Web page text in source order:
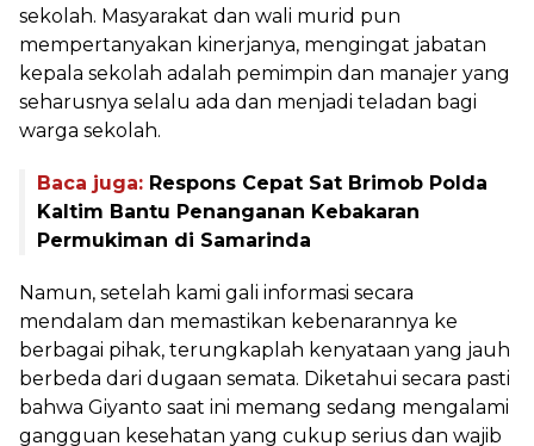
sekolah. Masyarakat dan wali murid pun
mempertanyakan kinerjanya, mengingat jabatan
kepala sekolah adalah pemimpin dan manajer yang
seharusnya selalu ada dan menjadi teladan bagi
warga sekolah.
Baca juga: Respons Cepat Sat Brimob Polda
Kaltim Bantu Penanganan Kebakaran
Permukiman di Samarinda
Namun, setelah kami gali informasi secara
mendalam dan memastikan kebenarannya ke
berbagai pihak, terungkaplah kenyataan yang jauh
berbeda dari dugaan semata. Diketahui secara pasti
bahwa Giyanto saat ini memang sedang mengalami
gangguan kesehatan yang cukup serius dan wajib